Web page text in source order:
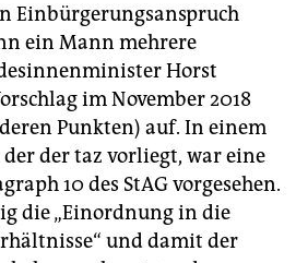
Einbürgerungsanspruch
ein Mann mehrere
Horst
im November 2018
Punkten) auf. In einem
der taz vorliegt, war eine
10 des StAG vorgesehen.
die „Einordnung in die
und damit der